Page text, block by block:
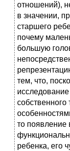
отношений),
в значении,
старшего
почему
большую
тем, что,
то появление
ребенка, его